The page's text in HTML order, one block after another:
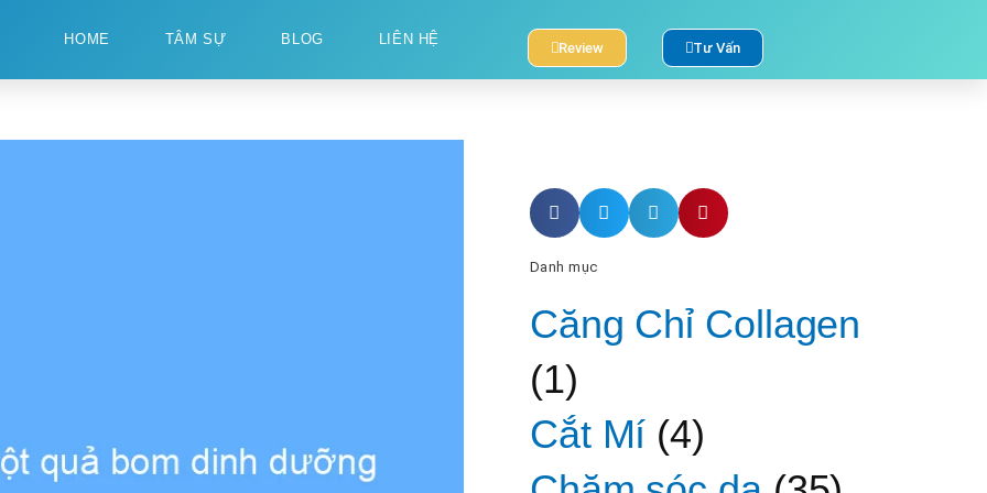
HOME TÂM SỰ BLOG LIÊN HỆ
Review Tư Vấn
Danh mục
Căng Chỉ Collagen
(1)
Cắt Mí (4)